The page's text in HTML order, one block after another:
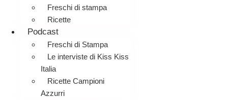
Freschi di stampa
Ricette
Podcast
Freschi di Stampa
Le interviste di Kiss Kiss
Italia
Ricette Campioni
Azzurri